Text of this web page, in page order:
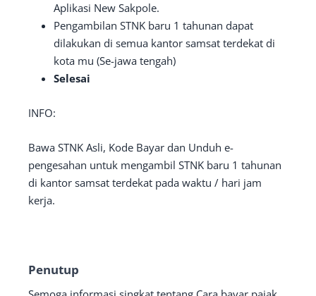
Aplikasi New Sakpole.
Pengambilan STNK baru 1 tahunan dapat
dilakukan di semua kantor samsat terdekat di
kota mu (Se-jawa tengah)
Selesai
INFO:
Bawa STNK Asli, Kode Bayar dan Unduh e-
pengesahan untuk mengambil STNK baru 1 tahunan
di kantor samsat terdekat pada waktu / hari jam
kerja.
Penutup